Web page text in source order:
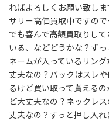
ればよろしくお願い致し
サリー高価買取中ですの
でも喜んで高額買取りし
いる、などどうかな？ず
ネームが入っているリン
丈夫なの？バックはスレ
るけど買い取って貰える
ど大丈夫なの？ネックレ
丈夫なの？すっと押し入